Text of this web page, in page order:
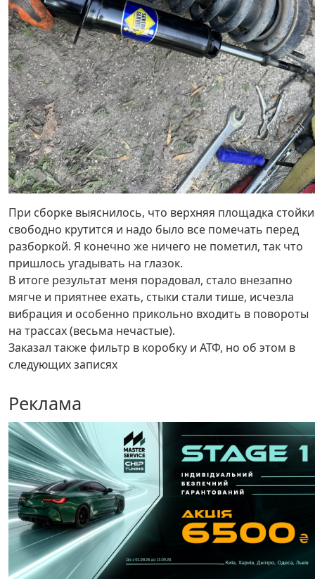
При сборке выяснилось, что верхняя площадка стойки
свободно крутится и надо было все помечать перед
разборкой. Я конечно же ничего не пометил, так что
пришлось угадывать на глазок.
В итоге результат меня порадовал, стало внезапно
мягче и приятнее ехать, стыки стали тише, исчезла
вибрация и особенно прикольно входить в повороты
на трассах (весьма нечастые).
Заказал также фильтр в коробку и АТФ, но об этом в
следующих записях
Реклама